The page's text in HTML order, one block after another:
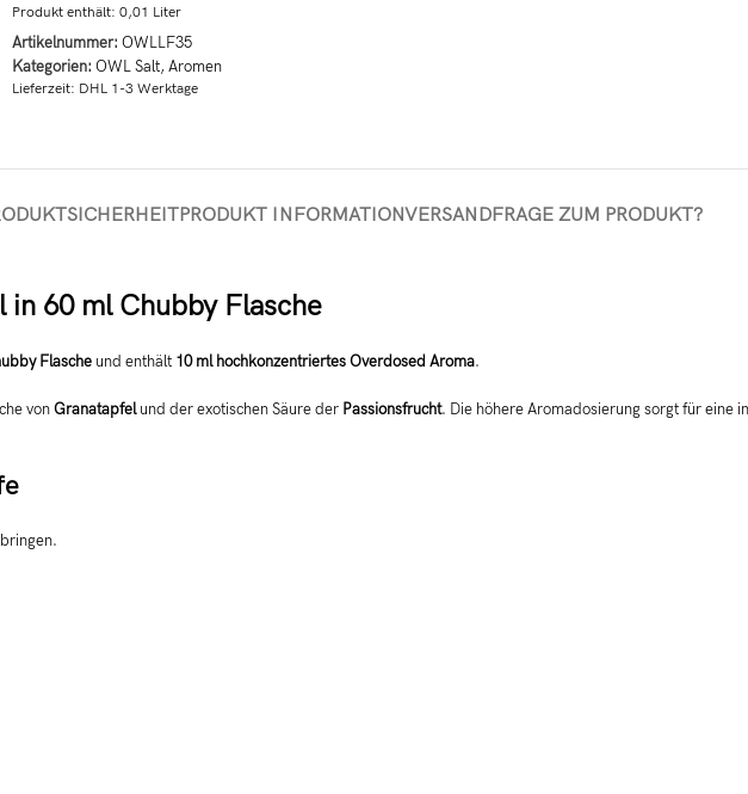
Produkt enthält: 0,01 Liter
Artikelnummer: OWLLF35
Kategorien: OWL Salt,Aromen
Lieferzeit: DHL 1-3 Werktage
PRODUKT INFORMATIONVERSANDFRAGE ZUM PRODUKT?
in 60 ml Chubby Flasche
Flasche und enthält 10 ml hochkonzentriertes Overdosed Aroma.
vonGranatapfelund der exotischen Säure der Passionsfrucht. Die höhere Aromadosierung sorgt für eine